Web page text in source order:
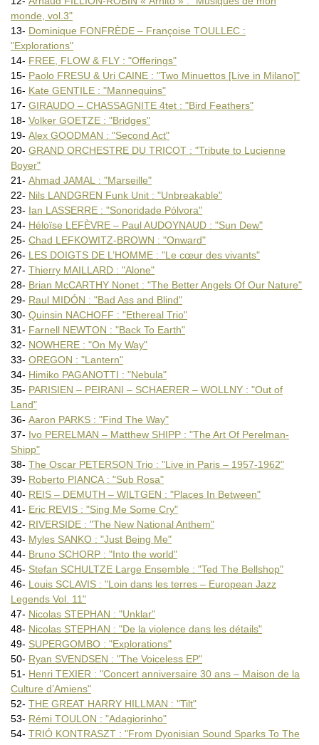
Eric REVIS : "Sing Me Some (…)
Myles SANKO : "Just Being Me"
Stefan SCHULTZE Large Ensemble
Louis SCLAVIS : "Loin dans (…)
Nicolas STEPHAN : "Unklar"
Nicolas STEPHAN : "De la (…)
SUPERGOMBO : "Explorations"
Ryan SVENDSEN : "The Voiceless
THE GREAT HARRY HILLMAN : (…)
Rémi TOULON : "Adagiorinho"
TRILLO DE ANGELIS Quartet (…)
Torben WALDORFF : "Holiday (…)
Walt WEISKOPF : "Fountain (…)
WEST COAST VOCALISTS : "Une
ZIMMERLIN – STOFFNER – MEIER
monde, vol.3"
13- Dominique FONFRÈDE – Françoise TOULLEC :
"Explorations"
14- FREE, FLOW & FLY : "Offerings"
15- Paolo FRESU & Uri CAINE : "Two Minuettos [Live in Milano]"
16- Kate GENTILE : "Mannequins"
17- GIRAUDO – CHASSAGNITE 4tet : "Bird Feathers"
18- Volker GOETZE : "Bridges"
19- Alex GOODMAN : "Second Act"
20- GRAND ORCHESTRE DU TRICOT : "Tribute to Lucienne
Boyer"
21- Ahmad JAMAL : "Marseille"
22- Nils LANDGREN Funk Unit : "Unbreakable"
23- Ian LASSERRE : "Sonoridade Pólvora"
24- Héloïse LEFÈVRE – Paul AUDOYNAUD : "Sun Dew"
25- Chad LEFKOWITZ-BROWN : "Onward"
26- LES DOIGTS DE L’HOMME : "Le cœur des vivants"
27- Thierry MAILLARD : "Alone"
28- Brian McCARTHY Nonet : "The Better Angels Of Our Nature"
29- Raul MIDÓN : "Bad Ass and Blind"
30- Quinsin NACHOFF : "Ethereal Trio"
31- Farnell NEWTON : "Back To Earth"
32- NOWHERE : "On My Way"
33- OREGON : "Lantern"
34- Himiko PAGANOTTI : "Nebula"
35- PARISIEN – PEIRANI – SCHAERER – WOLLNY : "Out of
Land"
36- Aaron PARKS : "Find The Way"
37- Ivo PERELMAN – Matthew SHIPP : "The Art Of Perelman-
Shipp"
38- The Oscar PETERSON Trio : "Live in Paris – 1957-1962"
39- Roberto PIANCA : "Sub Rosa"
40- REIS – DEMUTH – WILTGEN : "Places In Between"
41- Eric REVIS : "Sing Me Some Cry"
42- RIVERSIDE : "The New National Anthem"
43- Myles SANKO : "Just Being Me"
44- Bruno SCHORP : "Into the world"
45- Stefan SCHULTZE Large Ensemble : "Ted The Bellshop"
46- Louis SCLAVIS : "Loin dans les terres – European Jazz
Legends Vol. 11"
47- Nicolas STEPHAN : "Unklar"
48- Nicolas STEPHAN : "De la violence dans les détails"
49- SUPERGOMBO : "Explorations"
50- Ryan SVENDSEN : "The Voiceless EP"
51- Henri TEXIER : "Concert anniversaire 30 ans – Maison de la
Culture d’Amiens"
52- THE GREAT HARRY HILLMAN : "Tilt"
53- Rémi TOULON : "Adagiorinho"
54- TRIÓ KONTRASZT : "From Dyonisian Sound Sparks To The